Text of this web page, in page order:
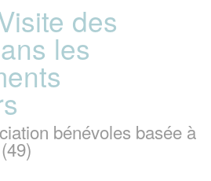
des
les
bénévoles basée à